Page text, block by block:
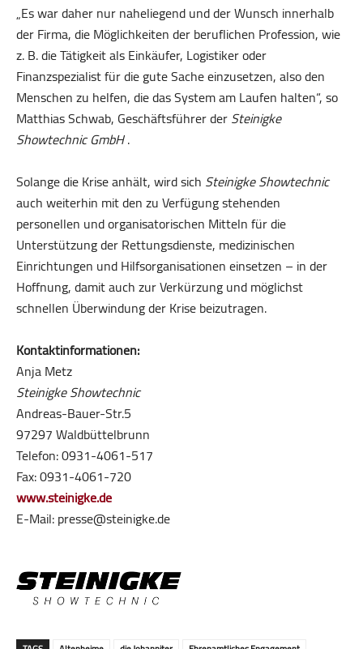
„Es war daher nur naheliegend und der Wunsch innerhalb
der Firma, die Möglichkeiten der beruflichen Profession, wie
z. B. die Tätigkeit als Einkäufer, Logistiker oder
Finanzspezialist für die gute Sache einzusetzen, also den
Menschen zu helfen, die das System am Laufen halten“, so
Matthias Schwab, Geschäftsführer derSteinigke
Showtechnic GmbH.
Solange die Krise anhält, wird sich Steinigke Showtechnic
auch weiterhin mit den zu Verfügung stehenden
personellen und organisatorischen Mitteln für die
Unterstützung der Rettungsdienste, medizinischen
Einrichtungen und Hilfsorganisationen einsetzen – in der
Hoffnung, damit auch zur Verkürzung und möglichst
schnellen Überwindung der Krise beizutragen.
Kontaktinformationen:
Anja Metz
Steinigke Showtechnic
Andreas-Bauer-Str.5
97297 Waldbüttelbrunn
Telefon: 0931-4061-517
Fax: 0931-4061-720
www.steinigke.de
E-Mail: presse@steinigke.de